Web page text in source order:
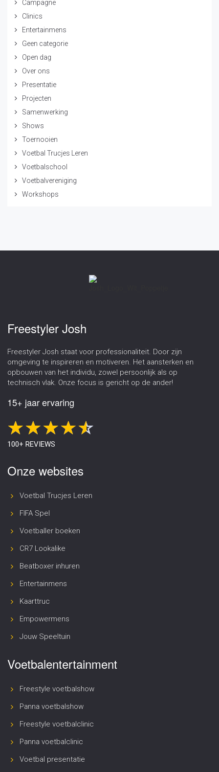
Campagne
Clinics
Entertainmens
Geen categorie
Open dag
Over ons
Presentatie
Projecten
Samenwerking
Shows
Toernooien
Voetbal Trucjes Leren
Voetbalschool
Voetbalvereniging
Workshops
Freestyler Josh
Freestyler Josh staat voor professionaliteit. Door zijn
omgeving te inspireren en motiveren. Het aansterken en
opbouwen van het individu, zowel persoonlijk als op
technisch vlak. Onze focus is gericht op de ander!
15+ jaar ervaring
100+ REVIEWS
Onze websites
Voetbal Trucjes Leren
FIFA Spel
Voetballer boeken
CR7 Lookalike
Beatboxer inhuren
Entertainmens
Kaarttruc
Empowermens
Jouw Speeltuin
Voetbalentertainment
Freestyle voetbalshow
Panna voetbalshow
Freestyle voetbalclinic
Panna voetbalclinic
Voetbal presentatie